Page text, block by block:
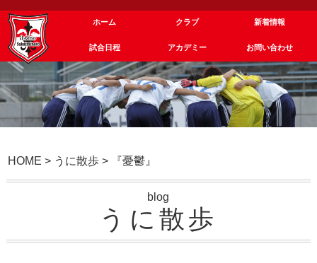
ホーム クラブ 新着情報
試合日程 アカデミー お問い合わせ
HOME > うに散歩 > 『憂鬱』
blog
うに散歩